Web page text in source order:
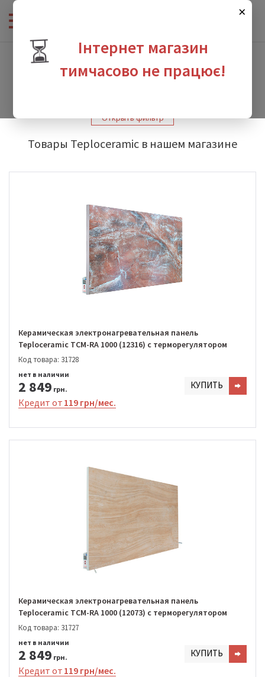
×
⏳
Інтернет магазин
тимчасово не працює!
Интернет-магазин сантехники - Производители - Teploceramic
Открыть фильтр
Товары Teploceramic в нашем магазине
Керамическая электронагревательная панель
Teploceramic TCM-RA 1000 (12316) с терморегулятором
Код товара: 31728
2 849 грн.
нет в наличии
КУПИТЬ
Кредит от 119 грн/мес.
Керамическая электронагревательная панель
Teploceramic TCM-RA 1000 (12073) с терморегулятором
Код товара: 31727
2 849 грн.
нет в наличии
КУПИТЬ
Кредит от 119 грн/мес.